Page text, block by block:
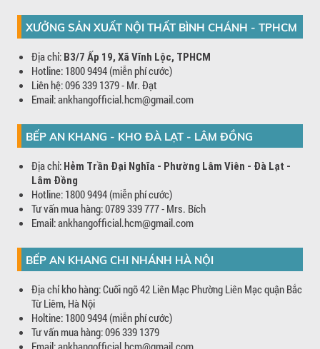
XƯỞNG SẢN XUẤT NỘI THẤT BÌNH CHÁNH - TPHCM
Địa chỉ: B3/7 Ấp 19, Xã Vĩnh Lộc, TPHCM
Hotline: 1800 9494 (miễn phí cước)
Liên hệ: 096 339 1379 - Mr. Đạt
Email: ankhangofficial.hcm@gmail.com
BẾP AN KHANG - KHO ĐÀ LẠT - LÂM ĐỒNG
Địa chỉ: Hẻm Trần Đại Nghĩa - Phường Lâm Viên - Đà Lạt -
Lâm Đồng
Hotline: 1800 9494 (miễn phí cước)
Tư vấn mua hàng: 0789 339 777 - Mrs. Bích
Email: ankhangofficial.hcm@gmail.com
BẾP AN KHANG CHI NHÁNH HÀ NỘI
Địa chỉ kho hàng: Cuối ngõ 42 Liên Mạc Phường Liên Mạc quận Bắc
Từ Liêm, Hà Nội
Holtine: 1800 9494 (miễn phí cước)
Tư vấn mua hàng: 096 339 1379
Email: ankhangofficial.hcm@gmail.com